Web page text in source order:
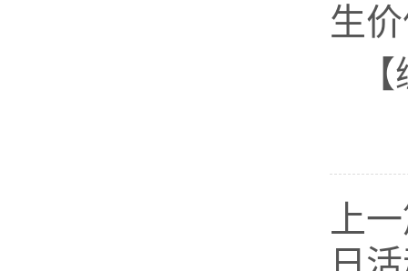
生
上